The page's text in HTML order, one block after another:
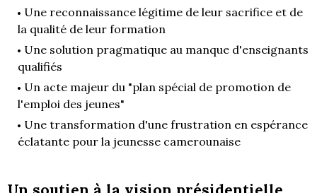
Une reconnaissance légitime de leur sacrifice et de
la qualité de leur formation
Une solution pragmatique au manque d'enseignants
qualifiés
Un acte majeur du "plan spécial de promotion de
l'emploi des jeunes"
Une transformation d'une frustration en espérance
éclatante pour la jeunesse camerounaise